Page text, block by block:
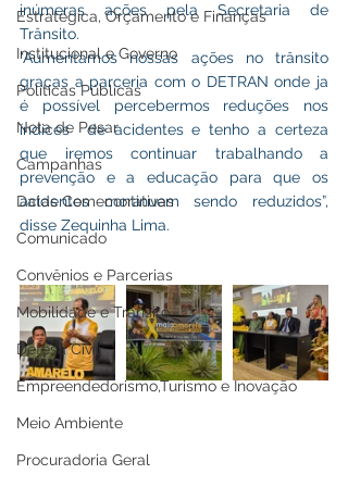
Estratégica, Orçamento e Finanças
Institucional e Governo
Políticas Públicas
Nota de Pesar
Campanhas
Datas Comemorativas
Comunicado
Convênios e Parcerias
Mobilidade e Trânsito
Defesa Civil
Empreendedorismo,Turismo e Inovação
Meio Ambiente
Procuradoria Geral
inúmeras ações pela Secretaria de
Trânsito.
"Aumentamos nossas ações no trânsito
graças a parceria com o DETRAN onde ja
é possível percebermos reduções nos
índices  de acidentes e tenho a certeza
que iremos continuar trabalhando a
prevenção e a educação para que os
acidentes continuem sendo reduzidos”,
disse Zequinha Lima.